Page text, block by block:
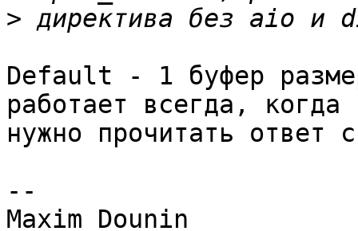
>
Default - 1 буфер
работает всегда, когда
нужно прочитать ответ
--